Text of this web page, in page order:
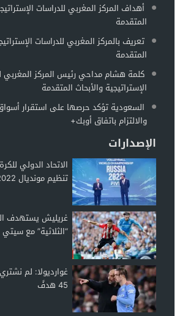
00:13 مطالبات للفيفا بفرض عقوبات على
وزير الخارجية الروسي: أوكرانيا تخطط
أهداف المركز المغربي للدراسات
المتقدمة
تعريف بالمركز المغربي للدراسات
المتقدمة
كلمة هشام مداحي رئيس المركز المغربي
الإستراتيجية والأبحاث المتقدمة
السعودية تؤكد حرصها على استقرار
والالتزام باتفاق أوبك+
الإصدارات
الاتحاد الدولي
تنظيم مونديال 2022 من روسيا
غريليش يستهدف
“الثلاثية” مع سيتي
غوارديولا: لم
45 هدفً